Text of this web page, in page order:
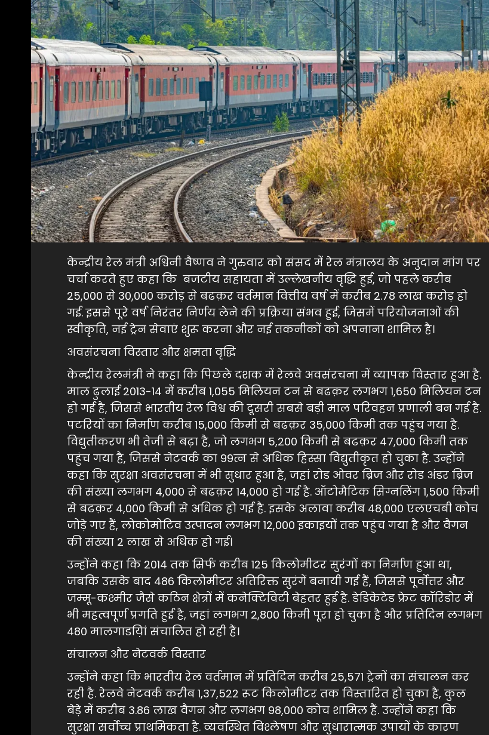
केन्द्रीय रेल मंत्री अश्विनी वैष्णव ने गुरुवार को संसद में रेल मंत्रालय के अनुदान मांग पर
चर्चा करते हुए कहा कि बजटीय सहायता में उल्लेखनीय वृद्धि हुई, जो पहले करीब
25,000 से 30,000 करोड़ से बढक़र वर्तमान वित्तीय वर्ष में करीब 2.78 लाख करोड़ हो
गई. इससे पूरे वर्ष निरंतर निर्णय लेने की प्रक्रिया संभव हुई, जिसमें परियोजनाओं की
स्वीकृति, नई ट्रेन सेवाएं शुरू करना और नई तकनीकों को अपनाना शामिल है।
अवसंरचना विस्तार और क्षमता वृद्धि
केन्द्रीय रेलमंत्री ने कहा कि पिछले दशक में रेलवे अवसंरचना में व्यापक विस्तार हुआ है.
माल ढुलाई 2013-14 में करीब 1,055 मिलियन टन से बढक़र लगभग 1,650 मिलियन टन
हो गई है, जिससे भारतीय रेल विश्व की दूसरी सबसे बड़ी माल परिवहन प्रणाली बन गई है.
पटरियों का निर्माण करीब 15,000 किमी से बढक़र 35,000 किमी तक पहुंच गया है.
विद्युतीकरण भी तेजी से बढ़ा है, जो लगभग 5,200 किमी से बढक़र 47,000 किमी तक
पहुंच गया है, जिससे नेटवर्क का 99त्न से अधिक हिस्सा विद्युतीकृत हो चुका है. उन्होंने
कहा कि सुरक्षा अवसंरचना में भी सुधार हुआ है, जहां रोड ओवर ब्रिज और रोड अंडर ब्रिज
की संख्या लगभग 4,000 से बढक़र 14,000 हो गई है. ऑटोमैटिक सिग्नलिंग 1,500 किमी
से बढक़र 4,000 किमी से अधिक हो गई है. इसके अलावा करीब 48,000 एलएचबी कोच
जोड़े गए हैं, लोकोमोटिव उत्पादन लगभग 12,000 इकाइयों तक पहुंच गया है और वैगन
की संख्या 2 लाख से अधिक हो गई।
उन्होंने कहा कि 2014 तक सिर्फ करीब 125 किलोमीटर सुरंगों का निर्माण हुआ था,
जबकि उसके बाद 486 किलोमीटर अतिरिक्त सुरंगें बनायी गई हैं, जिससे पूर्वोत्तर और
जम्मू-कश्मीर जैसे कठिन क्षेत्रों में कनेक्टिविटी बेहतर हुई है. डेडिकेटेड फ्रेट कॉरिडोर में
भी महत्वपूर्ण प्रगति हुई है, जहां लगभग 2,800 किमी पूरा हो चुका है और प्रतिदिन लगभग
480 मालगाडय़िां संचालित हो रही हैं।
संचालन और नेटवर्क विस्तार
उन्होंने कहा कि भारतीय रेल वर्तमान में प्रतिदिन करीब 25,571 ट्रेनों का संचालन कर
रही है. रेलवे नेटवर्क करीब 1,37,522 रूट किलोमीटर तक विस्तारित हो चुका है, कुल
बेड़े में करीब 3.86 लाख वैगन और लगभग 98,000 कोच शामिल हैं. उन्होंने कहा कि
सुरक्षा सर्वोच्च प्राथमिकता है. व्यवस्थित विश्लेषण और सुधारात्मक उपायों के कारण